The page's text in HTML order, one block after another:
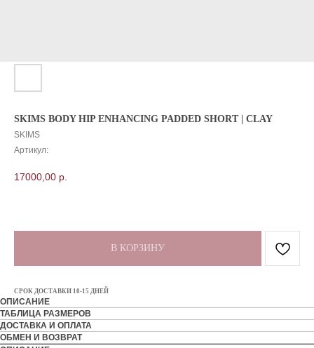
SKIMS BODY HIP ENHANCING PADDED SHORT | CLAY
SKIMS
Артикул:
17000,00 р.
В КОРЗИНУ
СРОК ДОСТАВКИ 10-15 ДНЕЙ
ОПИСАНИЕ
ТАБЛИЦА РАЗМЕРОВ
ДОСТАВКА И ОПЛАТА
ОБМЕН И ВОЗВРАТ